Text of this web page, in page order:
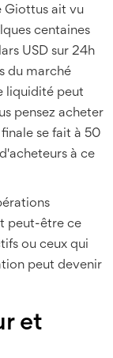
Giottus ait vu
centaines
USD sur 24h
du marché
liquidité peut
pensez acheter
se fait à 50
à ce
peut-être ce
ou ceux qui
peut devenir
et